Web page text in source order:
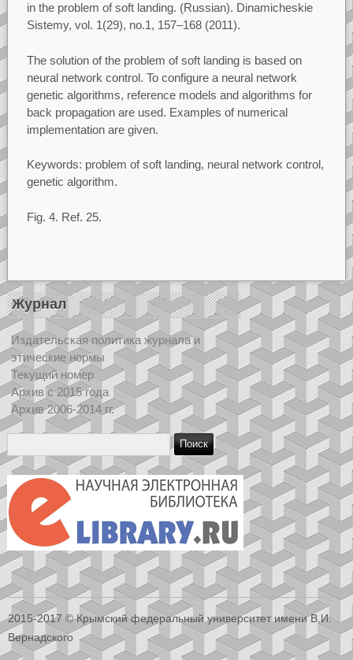
in the problem of soft landing. (Russian). Dinamicheskie
Sistemy, vol. 1(29), no.1, 157–168 (2011).
The solution of the problem of soft landing is based on
neural network control. To configure a neural network
genetic algorithms, reference models and algorithms for
back propagation are used. Examples of numerical
implementation are given.
Keywords: problem of soft landing, neural network control,
genetic algorithm.
Fig. 4. Ref. 25.
Журнал
Издательская политика журнала и
этические нормы
Текущий номер
Архив с 2015 года
Архив 2006-2014 гг.
2015-2017 © Крымский федеральный университет имени В.И.
Вернадского